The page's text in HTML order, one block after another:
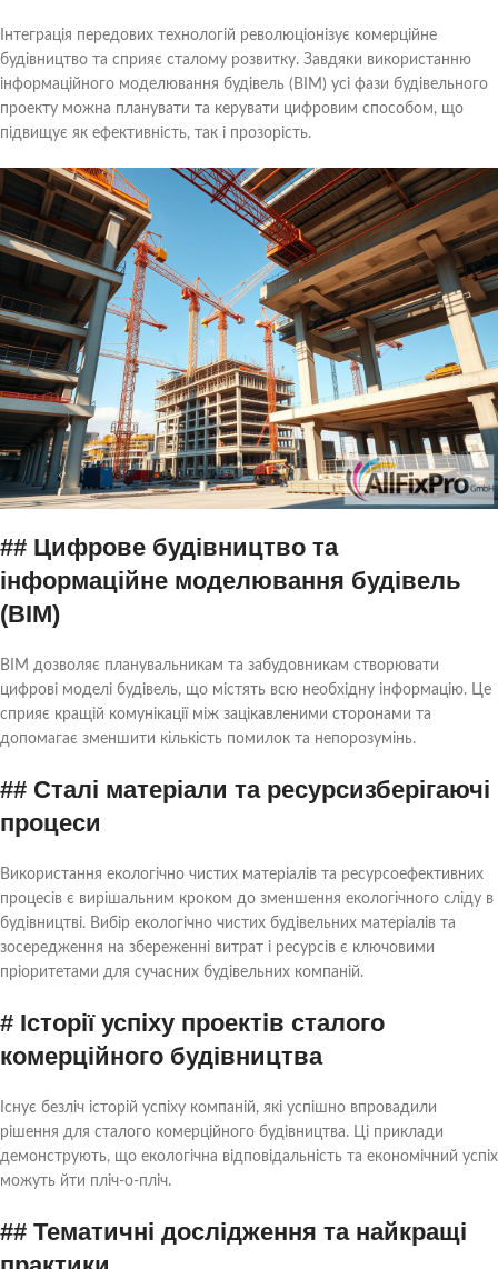
Інтеграція передових технологій революціонізує комерційне
будівництво та сприяє сталому розвитку. Завдяки використанню
інформаційного моделювання будівель (BIM) усі фази будівельного
проекту можна планувати та керувати цифровим способом, що
підвищує як ефективність, так і прозорість.
## Цифрове будівництво та
інформаційне моделювання будівель
(BIM)
BIM дозволяє планувальникам та забудовникам створювати
цифрові моделі будівель, що містять всю необхідну інформацію. Це
сприяє кращій комунікації між зацікавленими сторонами та
допомагає зменшити кількість помилок та непорозумінь.
## Сталі матеріали та ресурсизберігаючі
процеси
Використання екологічно чистих матеріалів та ресурсоефективних
процесів є вирішальним кроком до зменшення екологічного сліду в
будівництві. Вибір екологічно чистих будівельних матеріалів та
зосередження на збереженні витрат і ресурсів є ключовими
пріоритетами для сучасних будівельних компаній.
# Історії успіху проектів сталого
комерційного будівництва
Існує безліч історій успіху компаній, які успішно впровадили
рішення для сталого комерційного будівництва. Ці приклади
демонструють, що екологічна відповідальність та економічний успіх
можуть йти пліч-о-пліч.
## Тематичні дослідження та найкращі